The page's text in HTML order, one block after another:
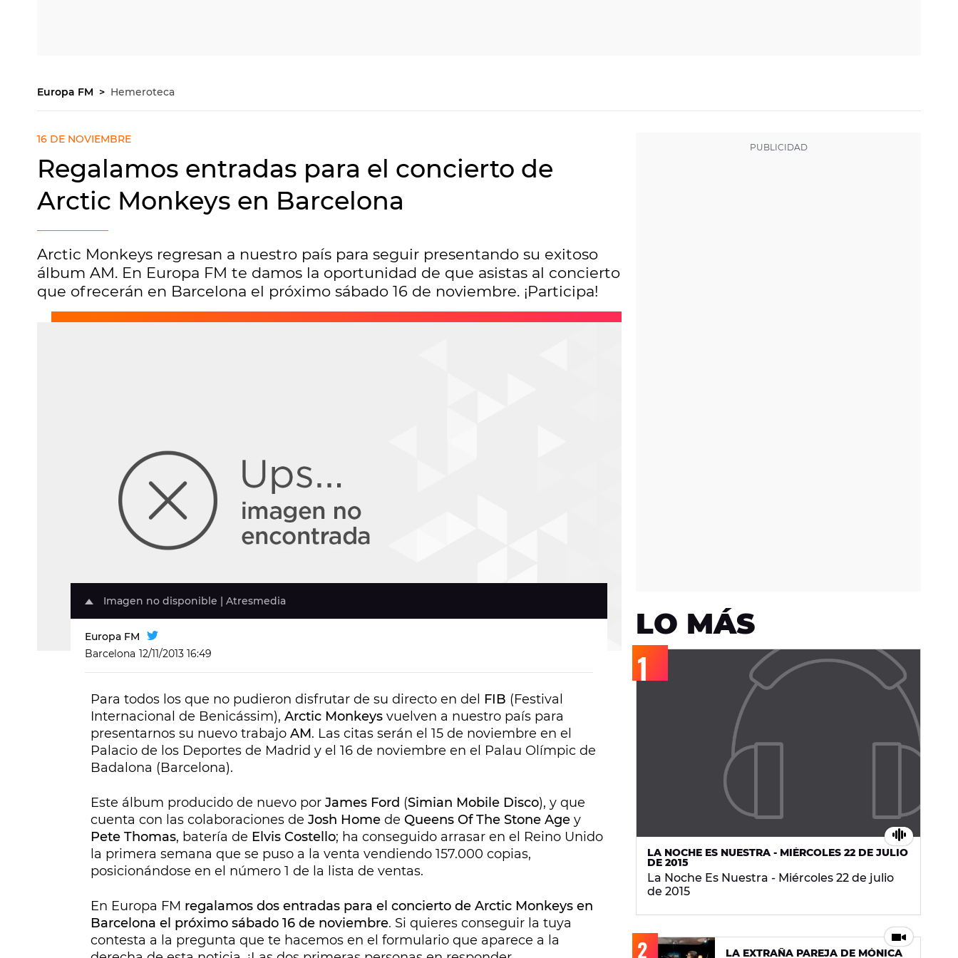
Europa FM Hemeroteca
16 DE NOVIEMBRE
Regalamos entradas para el concierto de
Arctic Monkeys en Barcelona
Arctic Monkeys regresan a nuestro país para seguir presentando su exitoso
álbum AM. En Europa FM te damos la oportunidad de que asistas al concierto
que ofrecerán en Barcelona el próximo sábado 16 de noviembre. ¡Participa!
Imagen no disponible | Atresmedia
Europa FM
Barcelona 12/11/2013 16:49
Para todos los que no pudieron disfrutar de su directo en del FIB (Festival
Internacional de Benicássim), Arctic Monkeys vuelven a nuestro país para
presentarnos su nuevo trabajo AM. Las citas serán el 15 de noviembre en el
Palacio de los Deportes de Madrid y el 16 de noviembre en el Palau Olímpic de
Badalona (Barcelona).
Este álbum producido de nuevo por James Ford (Simian Mobile Disco), y que
cuenta con las colaboraciones de Josh Home de Queens Of The Stone Age y
Pete Thomas, batería de Elvis Costello; ha conseguido arrasar en el Reino Unido
la primera semana que se puso a la venta vendiendo 157.000 copias,
posicionándose en el número 1 de la lista de ventas.
En Europa FM regalamos dos entradas para el concierto de Arctic Monkeys en
Barcelona el próximo sábado 16 de noviembre. Si quieres conseguir la tuya
contesta a la pregunta que te hacemos en el formulario que aparece a la
LO MÁS
LA NOCHE ES NUESTRA - MIÉRCOLES 22 DE JULIO
DE 2015
La Noche Es Nuestra - Miércoles 22 de julio
de 2015
LA EXTRAÑA PAREJA DE MÓNICA